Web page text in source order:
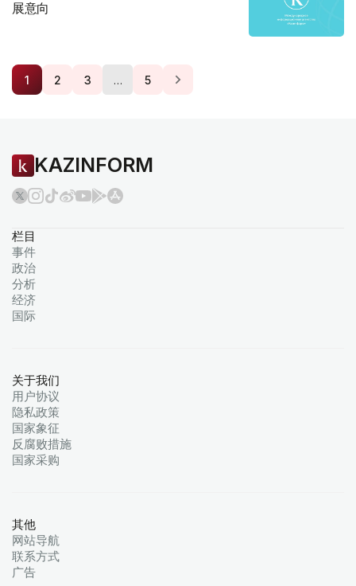
展意向
1 2 3 … 5
KAZINFORM
栏目
事件
政治
分析
经济
国际
关于我们
用户协议
隐私政策
国家象征
反腐败措施
国家采购
其他
网站导航
联系方式
广告